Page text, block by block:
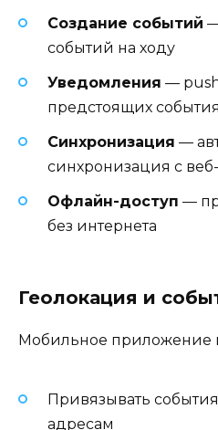
Создание событий
событий на ходу
Уведомления —
предстоящих
Синхронизация —
синхронизация с
Офлайн-доступ —
без интернета
Геолокация и
Мобильное приложение
Привязывать
адресам